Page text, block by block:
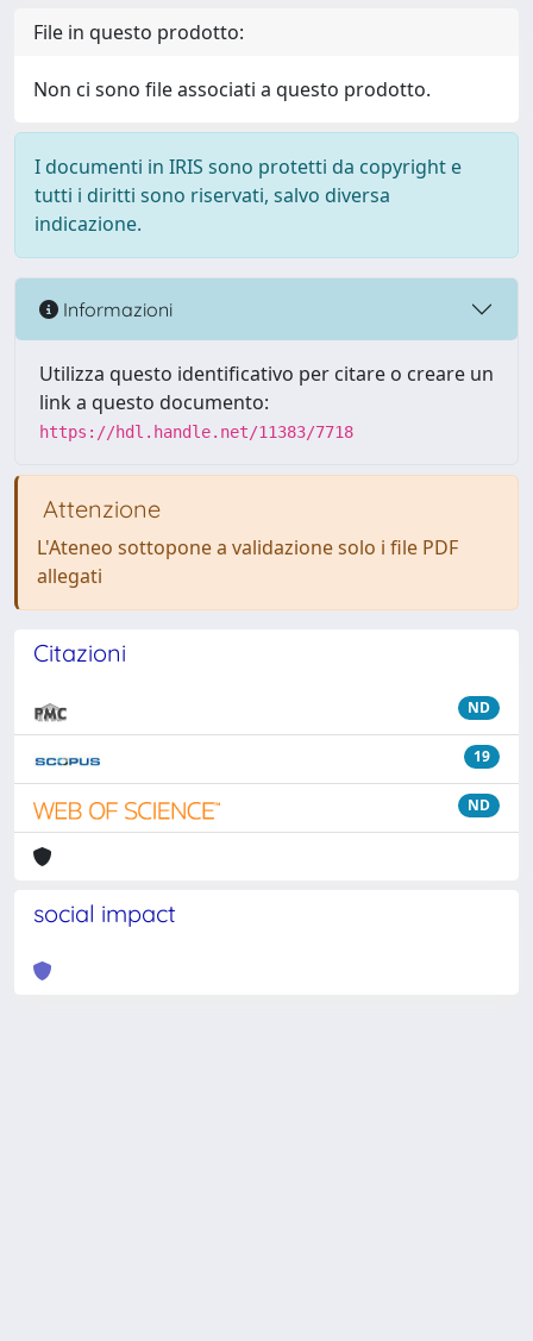
File in questo prodotto:
Non ci sono file associati a questo prodotto.
I documenti in IRIS sono protetti da copyright e
tutti i diritti sono riservati, salvo diversa
indicazione.
Informazioni
Utilizza questo identificativo per citare o creare un
link a questo documento:
https://hdl.handle.net/11383/7718
Attenzione
L'Ateneo sottopone a validazione solo i file PDF
allegati
Citazioni
ND
19
ND
social impact